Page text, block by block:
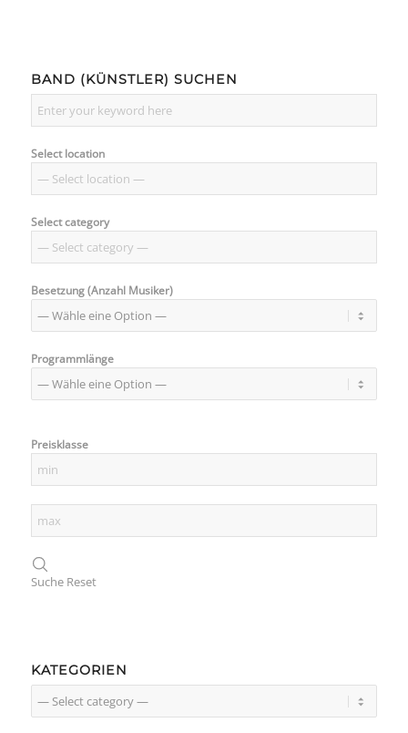
BAND (KÜNSTLER) SUCHEN
Select location
Select category
Besetzung (Anzahl Musiker)
Programmlänge
Preisklasse
Suche Reset
KATEGORIEN